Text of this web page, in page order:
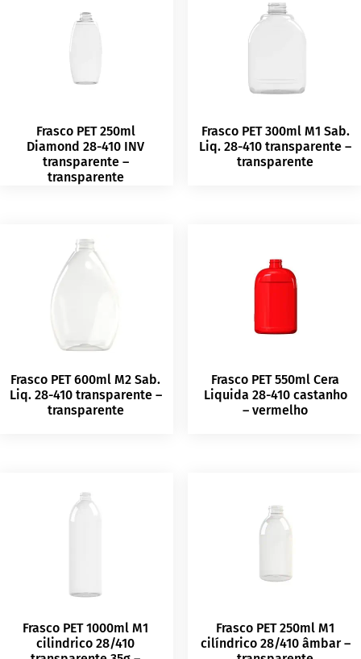
Frasco PET 250ml
Diamond 28-410 INV
transparente –
transparente
Frasco PET 300ml M1 Sab.
Liq. 28-410 transparente –
transparente
Frasco PET 600ml M2 Sab.
Liq. 28-410 transparente –
transparente
Frasco PET 550ml Cera
Liquida 28-410 castanho
– vermelho
Frasco PET 1000ml M1
cilindrico 28/410
Frasco PET 250ml M1
cilíndrico 28/410 âmbar –